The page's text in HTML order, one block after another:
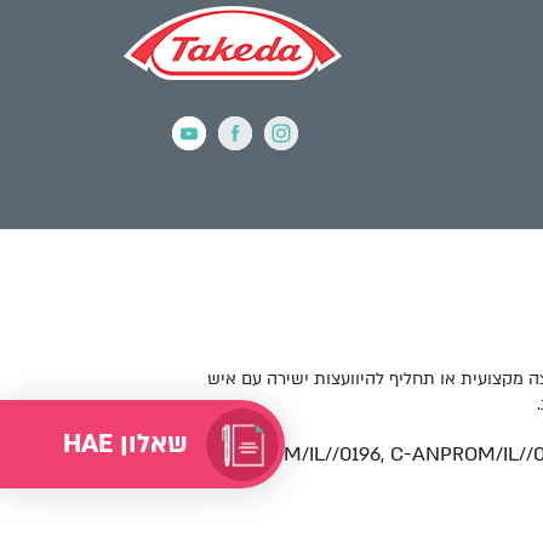
מקצועית או תחליף להיוועצות ישירה עם איש
C-ANPROM/IL//0196, C-ANPROM/
שאלון HAE